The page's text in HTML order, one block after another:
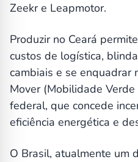
Zeekr e Leapmotor.
Produzir no Ceará
custos de logística,
cambiais e se enquadrar
Mover (Mobilidade
federal, que concede
eficiência energética e
O Brasil, atualmente um